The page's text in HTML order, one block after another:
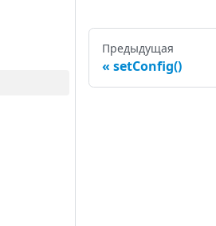
Предыдущая
setConfig()